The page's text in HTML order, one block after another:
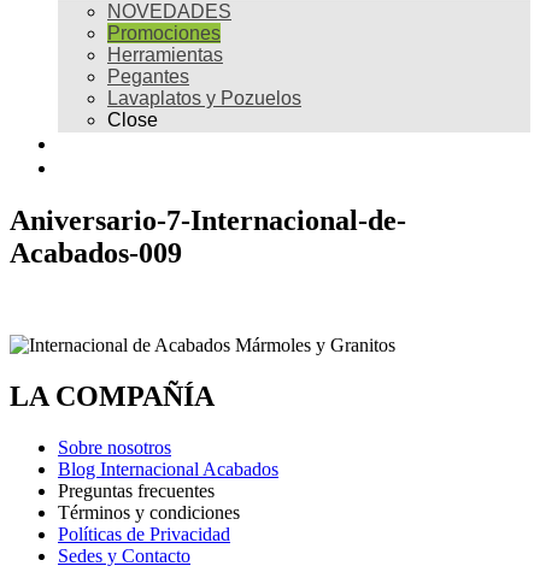
NOVEDADES
Promociones
Herramientas
Pegantes
Lavaplatos y Pozuelos
Close
Aniversario-7-Internacional-de-
Acabados-009
LA COMPAÑÍA
Sobre nosotros
Blog Internacional Acabados
Preguntas frecuentes
Términos y condiciones
Políticas de Privacidad
Sedes y Contacto